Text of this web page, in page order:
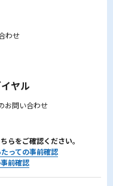
わせ
ヤル
お問い合わせ
らをご確認ください。
っての事前確認
前確認